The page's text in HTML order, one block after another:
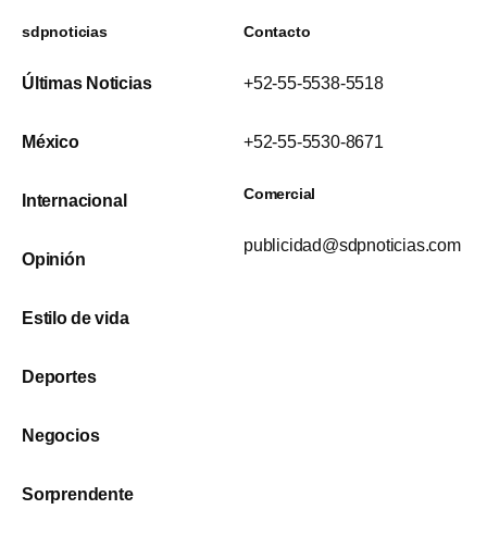
sdpnoticias
Últimas Noticias
México
Internacional
Opinión
Estilo de vida
Deportes
Negocios
Sorprendente
Contacto
+52-55-5538-5518
+52-55-5530-8671
Comercial
publicidad@sdpnoticias.com